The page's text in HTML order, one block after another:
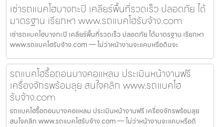
เช่ารถแบคโฮบางกะปิ เคลียร์พื้นที่รวดเร็ว ปลอดภัย ได้
มาตรฐาน เรียกหา www.รถแบคโฮรับจ้าง.com
เช่ารถแบคโฮบางกะปิ เคลียร์พื้นที่รวดเร็ว ปลอดภัย ได้มาตรฐาน เรียกหา
www.รถแบคโฮรับจ้าง.com — ไม่ว่าหน้างานจะแคบหรือดินจะ
รถแบคโฮรื้อถอนบางคอแหลม ประเมินหน้างานฟรี
เครื่องจักรพร้อมลุย สนใจคลิก www.รถแบคโฮ
รับจ้าง.com
รถแบคโฮรื้อถอนบางคอแหลม ประเมินหน้างานฟรี เครื่องจักรพร้อมลุย
สนใจคลิก www.รถแบคโฮรับจ้าง.com — ไม่ว่าหน้างานจะแคบหรือดิ